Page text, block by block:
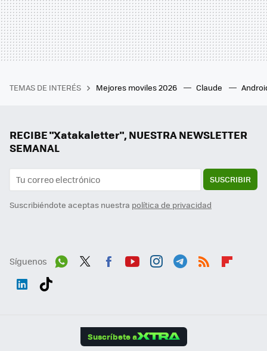
TEMAS DE INTERÉS Mejores moviles 2026 Claude
RECIBE "Xatakaletter", NUESTRA NEWSLETTER
SEMANAL
SUSCRIBIR
Suscribiéndote aceptas nuestra política de privacidad
Síguenos
Suscríbete a